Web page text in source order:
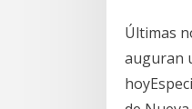
Últimas
auguran